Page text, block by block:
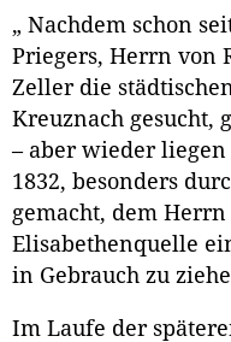
„ Nachdem schon
Priegers, Herrn von
Zeller die
Kreuznach gesucht,
– aber wieder liegen
1832, besonders
gemacht, dem
Elisabethenquelle
in Gebrauch zu
Im Laufe der